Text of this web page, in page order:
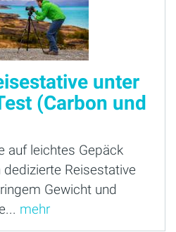
unter
(Carbon und
auf leichtes Gepäck
Reisestative
Gewicht und
mehr